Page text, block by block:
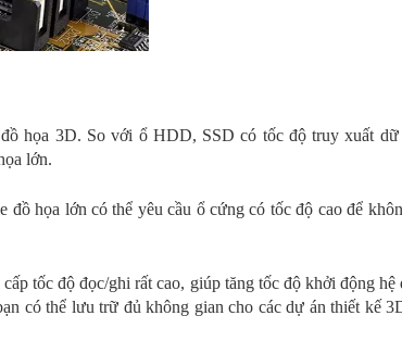
họa 3D. So với ổ HDD, SSD có tốc độ truy xuất dữ
lớn.
họa lớn có thể yêu cầu ổ cứng có tốc độ cao để
tốc độ đọc/ghi rất cao, giúp tăng tốc độ khởi động hệ
có thể lưu trữ đủ không gian cho các dự án thiết kế